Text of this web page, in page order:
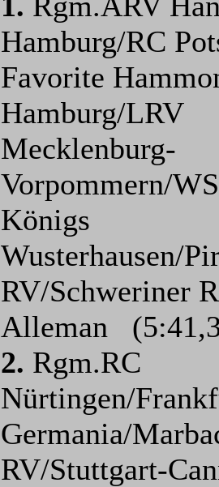
Hamburg/RC
Favorite
Hamburg/LRV
Mecklenburg-
Vorpommern/
Königs
Wusterhausen/
RV/Schweriner
Alleman
2. Rgm.RC
Nürtingen/
Germania/
RV/Stuttgart-